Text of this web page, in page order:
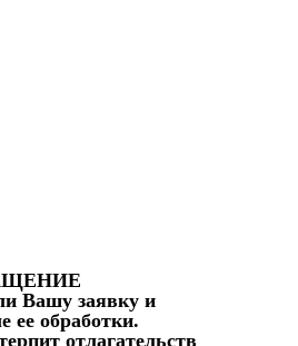
Вашу заявку и
ее обработки.
отлагательств